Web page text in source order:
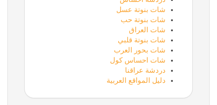
شات بنوتة عسل
شات بنوتة حب
شات العراق
شات بنوتة قلبي
شات بحور العرب
شات احساس كول
دردشة عراقنا
دليل المواقع العربية